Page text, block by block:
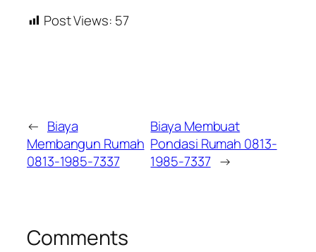
Post Views: 57
← Biaya
Membangun Rumah
0813-1985-7337
Biaya Membuat
Pondasi Rumah 0813-
1985-7337 →
Comments